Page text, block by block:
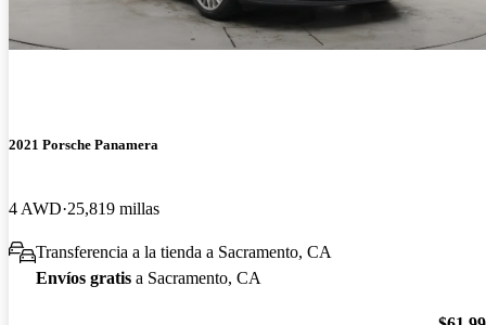
2021 Porsche Panamera
4 AWD 25,819 millas
Transferencia a la tienda a Sacramento, CA
Envíos gratis a Sacramento, CA